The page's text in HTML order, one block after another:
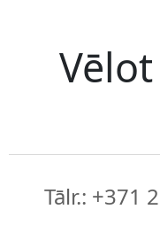
Tālr.: +371